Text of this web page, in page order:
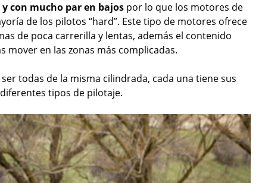
con mucho par en bajos por lo que los motores de
de los pilotos “hard”. Este tipo de motores ofrece
de poca carrerilla y lentas, además el contenido
mover en las zonas más complicadas.
ser todas de la misma cilindrada, cada una tiene sus
tipos de pilotaje.